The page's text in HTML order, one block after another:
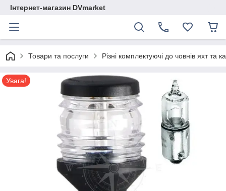
Інтернет-магазин DVmarket
Товари та послуги Різні комплектуючі до човнів яхт та
Увага!